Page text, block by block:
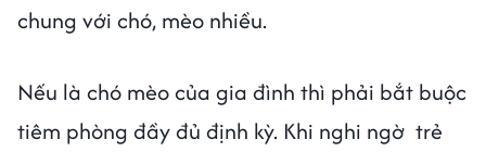
chung với chó, mèo nhiều.
Nếu là chó mèo của gia đình thì phải bắt buộc
tiêm phòng đầy đủ định kỳ. Khi nghi ngờ trẻ